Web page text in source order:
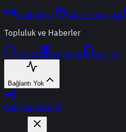
Canlı Yayın Geçmiş Yayınlar
Topluluk ve Haberler
t-Chat Haberler Yazılar
Bağlantı Yok
Giriş YapKayıt Ol